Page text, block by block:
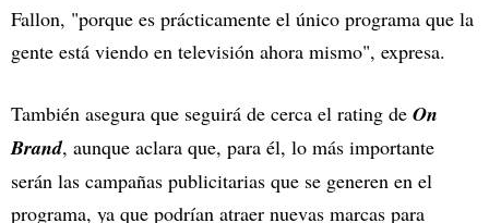
Fallon, "porque es prácticamente el único programa que la
gente está viendo en televisión ahora mismo", expresa.
También asegura que seguirá de cerca el rating de On
Brand, aunque aclara que, para él, lo más importante
serán las campañas publicitarias que se generen en el
programa, ya que podrían atraer nuevas marcas para